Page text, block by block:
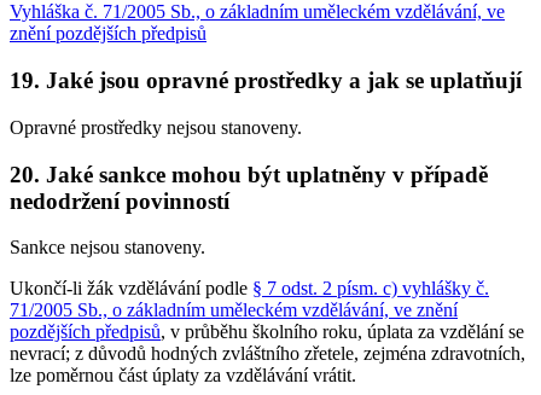
Vyhláška č. 71/2005 Sb., o základním uměleckém vzdělávání, ve
znění pozdějších předpisů
19. Jaké jsou opravné prostředky a jak se uplatňují
Opravné prostředky nejsou stanoveny.
20. Jaké sankce mohou být uplatněny v případě
nedodržení povinností
Sankce nejsou stanoveny.
Ukončí-li žák vzdělávání podle § 7 odst. 2 písm. c) vyhlášky č.
71/2005 Sb., o základním uměleckém vzdělávání, ve znění
pozdějších předpisů, v průběhu školního roku, úplata za vzdělání se
nevrací; z důvodů hodných zvláštního zřetele, zejména zdravotních,
lze poměrnou část úplaty za vzdělávání vrátit.